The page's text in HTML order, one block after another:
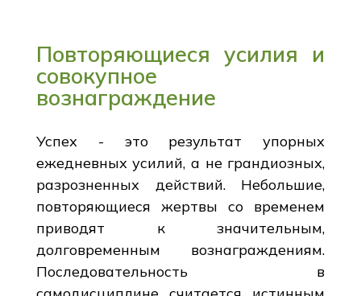
Повторяющиеся усилия и
совокупное
вознаграждение
Успех - это результат упорных
ежедневных усилий, а не грандиозных,
разрозненных действий. Небольшие,
повторяющиеся жертвы со временем
приводят к значительным,
долговременным вознаграждениям.
Последовательность в